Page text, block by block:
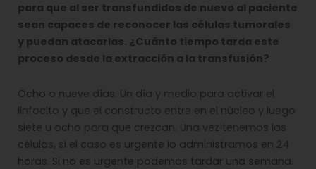
para que al ser transfundidos de nuevo al paciente
sean capaces de reconocer las células tumorales
y puedan atacarlas. ¿Cuánto tiempo tarda este
proceso desde la extracción a la transfusión?
Ocho o nueve días. Un día y medio para activar el
linfocito y que el constructo entre en el núcleo y luego
siete u ocho para que crezcan. Una vez tenemos las
células, si el caso es urgente lo administramos en 24
horas. Si no es urgente podemos tardar una semana.